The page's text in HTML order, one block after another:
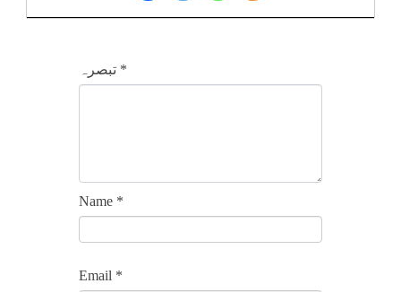
تبصرہ *
Name *
Email *